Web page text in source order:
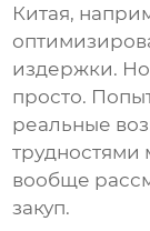
Китая,
издержки. Но
просто.
реальные
трудностями
вообще
закуп.